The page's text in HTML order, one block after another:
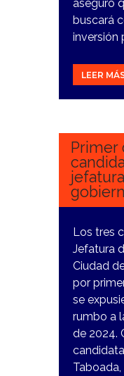
aseguró
buscará
inversión
LEER
19
Primer
Los tres
Jefatura
Ciudad
por
se
rumbo a
de 2024.